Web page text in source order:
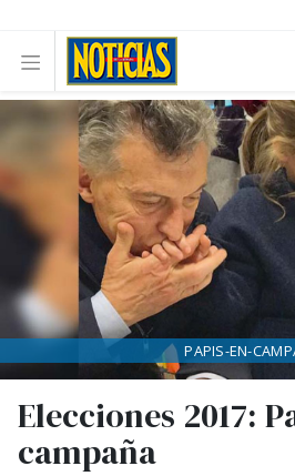
Elecciones 2017:
campaña
PAPIS-EN-